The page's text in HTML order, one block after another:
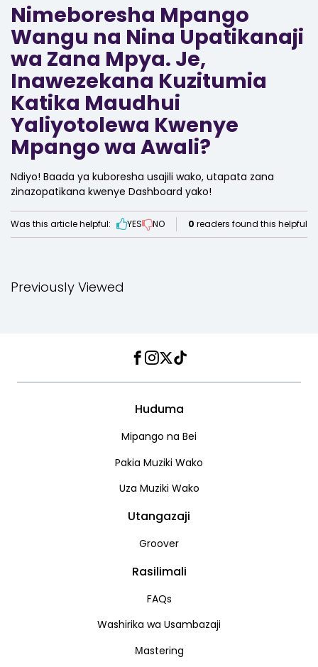
Nimeboresha Mpango
Wangu na Nina Upatikanaji
wa Zana Mpya. Je,
Inawezekana Kuzitumia
Katika Maudhui
Yaliyotolewa Kwenye
Mpango wa Awali?
Ndiyo! Baada ya kuboresha usajili wako, utapata zana
zinazopatikana kwenye Dashboard yako!
Was this article helpful: YES NO 0 readers found this helpful
Previously Viewed
Facebook
Instagram
Twitter
TikTok
Huduma
Mipango na Bei
Pakia Muziki Wako
Uza Muziki Wako
Utangazaji
Groover
Rasilimali
FAQs
Washirika wa Usambazaji
Мastering